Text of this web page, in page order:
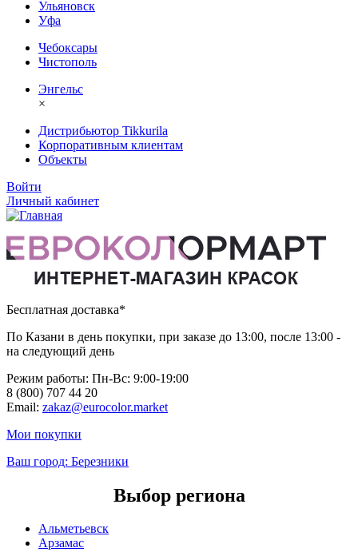
Ульяновск
Уфа
Чебоксары
Чистополь
Энгельс
×
Дистрибьютор Tikkurila
Корпоративным клиентам
Объекты
Войти
Личный кабинет
Бесплатная доставка*
По Казани в день покупки, при заказе до 13:00, после 13:00 -
на следующий день
Режим работы: Пн-Вc: 9:00-19:00
8 (800) 707 44 20
Email: zakaz@eurocolor.market
Мои покупки
Ваш город: Березники
Выбор региона
Альметьевск
Арзамас